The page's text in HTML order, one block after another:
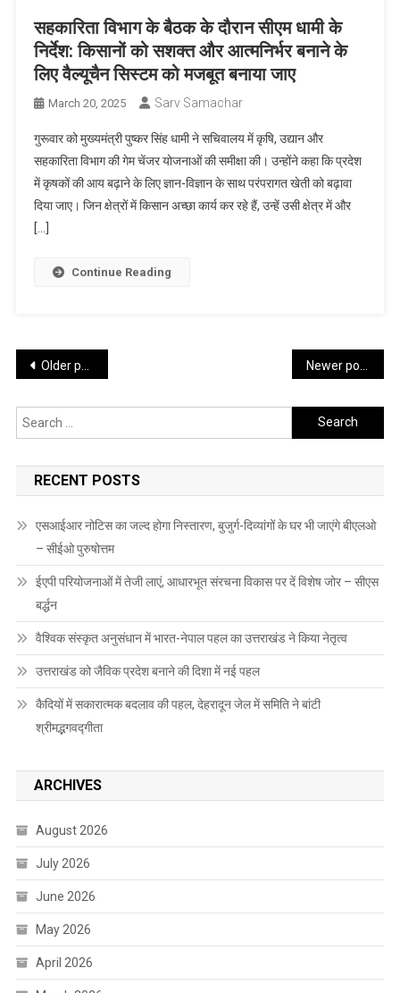
सहकारिता विभाग के बैठक के दौरान सीएम धामी के
निर्देश: किसानों को सशक्त और आत्मनिर्भर बनाने के
लिए वैल्यूचैन सिस्टम को मजबूत बनाया जाए
March 20, 2025 Sarv Samachar
गुरूवार को मुख्यमंत्री पुष्कर सिंह धामी ने सचिवालय में कृषि, उद्यान और
सहकारिता विभाग की गेम चेंजर योजनाओं की समीक्षा की। उन्होंने कहा कि प्रदेश
में कृषकों की आय बढ़ाने के लिए ज्ञान-विज्ञान के साथ परंपरागत खेती को बढ़ावा
दिया जाए। जिन क्षेत्रों में किसान अच्छा कार्य कर रहे हैं, उन्हें उसी क्षेत्र में और
[…]
Continue Reading
Posts
navigation
Older posts
Search
for:
RECENT POSTS
एसआईआर नोटिस का जल्द होगा निस्तारण, बुजुर्ग-दिव्यांगों के घर भी जाएंगे बीएलओ
– सीईओ पुरुषोत्तम
ईएपी परियोजनाओं में तेजी लाएं, आधारभूत संरचना विकास पर दें विशेष जोर – सीएस
बर्द्धन
वैश्विक संस्कृत अनुसंधान में भारत-नेपाल पहल का उत्तराखंड ने किया नेतृत्व
उत्तराखंड को जैविक प्रदेश बनाने की दिशा में नई पहल
कैदियों में सकारात्मक बदलाव की पहल, देहरादून जेल में समिति ने बांटी
श्रीमद्भगवद्गीता
ARCHIVES
August 2026
July 2026
June 2026
May 2026
April 2026